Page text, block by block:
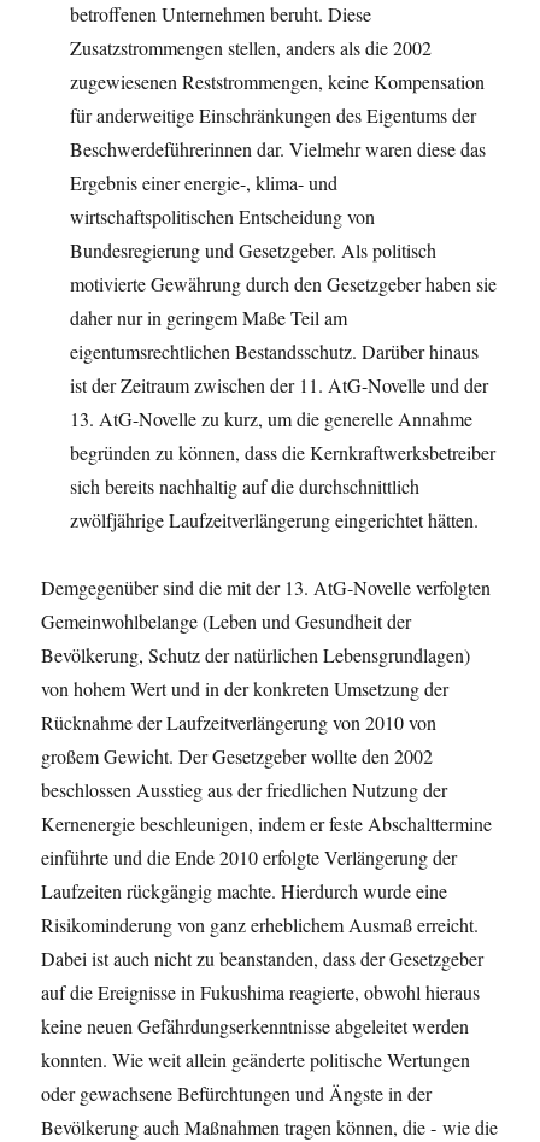
betroffenen Unternehmen beruht. Diese
Zusatzstrommengen stellen, anders als die 2002
zugewiesenen Reststrommengen, keine Kompensation
für anderweitige Einschränkungen des Eigentums der
Beschwerdeführerinnen dar. Vielmehr waren diese das
Ergebnis einer energie-, klima- und
wirtschaftspolitischen Entscheidung von
Bundesregierung und Gesetzgeber. Als politisch
motivierte Gewährung durch den Gesetzgeber haben sie
daher nur in geringem Maße Teil am
eigentumsrechtlichen Bestandsschutz. Darüber hinaus
ist der Zeitraum zwischen der 11. AtG-Novelle und der
13. AtG-Novelle zu kurz, um die generelle Annahme
begründen zu können, dass die Kernkraftwerksbetreiber
sich bereits nachhaltig auf die durchschnittlich
zwölfjährige Laufzeitverlängerung eingerichtet hätten.
Demgegenüber sind die mit der 13. AtG-Novelle verfolgten
Gemeinwohlbelange (Leben und Gesundheit der
Bevölkerung, Schutz der natürlichen Lebensgrundlagen)
von hohem Wert und in der konkreten Umsetzung der
Rücknahme der Laufzeitverlängerung von 2010 von
großem Gewicht. Der Gesetzgeber wollte den 2002
beschlossen Ausstieg aus der friedlichen Nutzung der
Kernenergie beschleunigen, indem er feste Abschalttermine
einführte und die Ende 2010 erfolgte Verlängerung der
Laufzeiten rückgängig machte. Hierdurch wurde eine
Risikominderung von ganz erheblichem Ausmaß erreicht.
Dabei ist auch nicht zu beanstanden, dass der Gesetzgeber
auf die Ereignisse in Fukushima reagierte, obwohl hieraus
keine neuen Gefährdungserkenntnisse abgeleitet werden
konnten. Wie weit allein geänderte politische Wertungen
oder gewachsene Befürchtungen und Ängste in der
Bevölkerung auch Maßnahmen tragen können, die ‑ wie die